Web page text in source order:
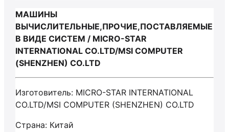
МАШИНЫ
ВЫЧИСЛИТЕЛЬНЫЕ,ПРОЧИЕ,ПОСТАВЛЯЕМЫЕ
В ВИДЕ СИСТЕМ / MICRO-STAR
INTERNATIONAL CO.LTD/MSI COMPUTER
(SHENZHEN) CO.LTD
Изготовитель: MICRO-STAR INTERNATIONAL
CO.LTD/MSI COMPUTER (SHENZHEN) CO.LTD
Страна: Китай